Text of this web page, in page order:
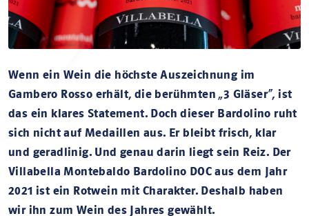
Wenn ein Wein die höchste Auszeichnung im
Gambero Rosso erhält, die berühmten „3 Gläser“, ist
das ein klares Statement. Doch dieser Bardolino ruht
sich nicht auf Medaillen aus. Er bleibt frisch, klar
und geradlinig. Und genau darin liegt sein Reiz. Der
Villabella Montebaldo Bardolino DOC aus dem Jahr
2021 ist ein Rotwein mit Charakter. Deshalb haben
wir ihn zum Wein des Jahres gewählt.